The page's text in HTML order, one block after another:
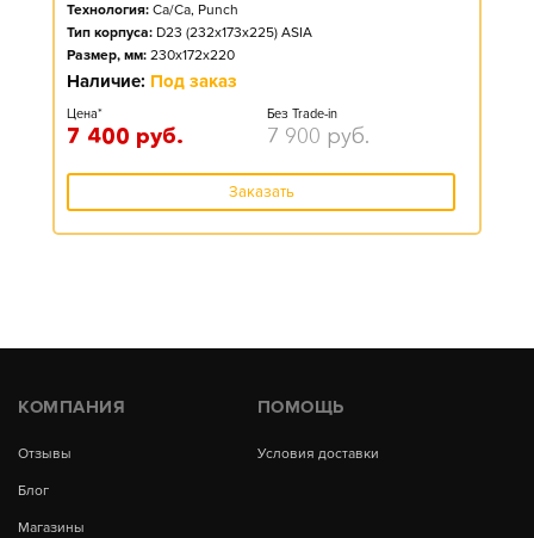
Технология: Ca/Ca, Punch
Тип корпуса: D23 (232x173x225) ASIA
Размер, мм: 230x172x220
Наличие: Под заказ
Цена*
7 400 руб.
Без Trade-in
7 900 руб.
Заказать
КОМПАНИЯ
Отзывы
Блог
Магазины
ПОМОЩЬ
Условия доставки